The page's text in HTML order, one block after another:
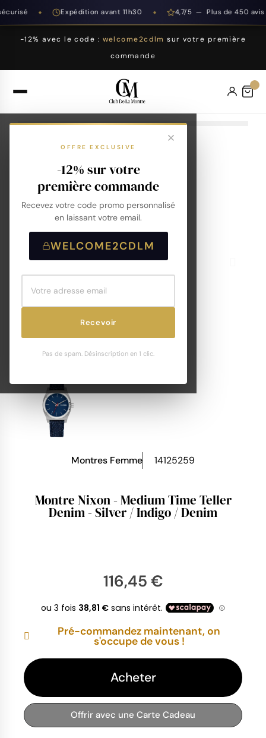
Expédition avant 11h30 4,7/5 — Plus de 450 avis
-12% avec le code : welcome2cdlm sur votre première
commande
OFFRE EXCLUSIVE
-12% sur votre
première commande
Recevez votre code promo personnalisé
en laissant votre email.
WELCOME2CDLM
Recevoir
Pas de spam. Désinscription en 1 clic.
Montres Femme 14125259
Montre Nixon - Medium Time Teller
Denim - Silver / Indigo / Denim
116,45 €
Pré-commandez maintenant, on
s'occupe de vous !
Acheter
Offrir avec une Carte Cadeau